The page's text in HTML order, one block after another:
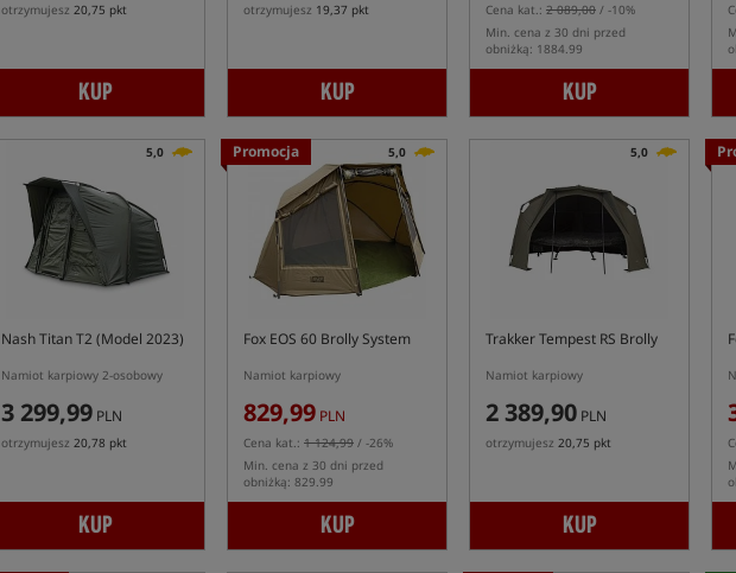
otrzymujesz 20,75 pkt
KUP
otrzymujesz 19,37 pkt
KUP
Cena kat.: 2 089,00 / -10%
Min. cena z 30 dni przed
obniżką: 1884.99
KUP
5,0
Nash Titan T2 (Model 2023)
Namiot karpiowy 2-osobowy
3 299,99 PLN
otrzymujesz 20,78 pkt
KUP
Promocja 5,0
Fox EOS 60 Brolly System
Namiot karpiowy
829,99 PLN
Cena kat.: 1 124,99 / -26%
Min. cena z 30 dni przed
obniżką: 829.99
KUP
5,0
Trakker Tempest RS Brolly
Namiot karpiowy
2 389,90 PLN
otrzymujesz 20,75 pkt
KUP